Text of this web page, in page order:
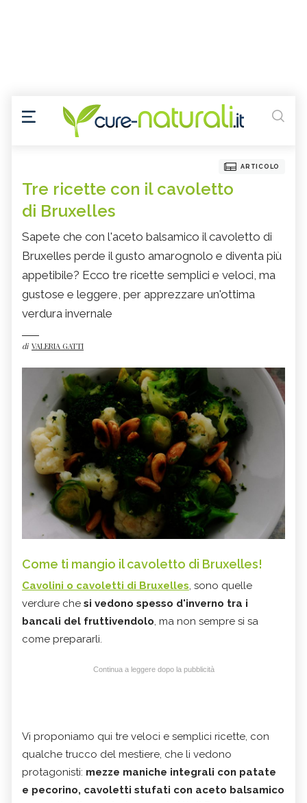
ARTICOLO
Tre ricette con il cavoletto
di Bruxelles
Sapete che con l'aceto balsamico il cavoletto di
Bruxelles perde il gusto amarognolo e diventa più
appetibile? Ecco tre ricette semplici e veloci, ma
gustose e leggere, per apprezzare un'ottima
verdura invernale
di VALERIA GATTI
Come ti mangio il cavoletto di Bruxelles!
Cavolini o cavoletti di Bruxelles, sono quelle
verdure che si vedono spesso d'inverno tra i
bancali del fruttivendolo, ma non sempre si sa
come prepararli.
Continua a leggere dopo la pubblicità
Vi proponiamo qui tre veloci e semplici ricette, con
qualche trucco del mestiere, che li vedono
protagonisti: mezze maniche integrali con patate
e pecorino, cavoletti stufati con aceto balsamico